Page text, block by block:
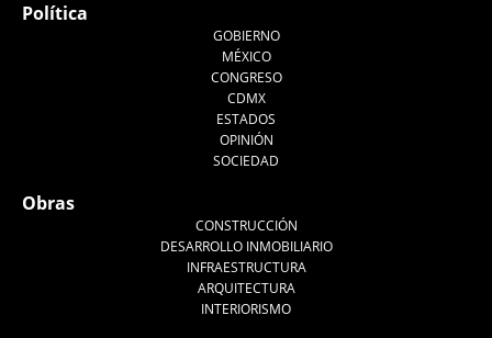
Política
GOBIERNO
MÉXICO
CONGRESO
CDMX
ESTADOS
OPINIÓN
SOCIEDAD
Obras
CONSTRUCCIÓN
DESARROLLO INMOBILIARIO
INFRAESTRUCTURA
ARQUITECTURA
INTERIORISMO